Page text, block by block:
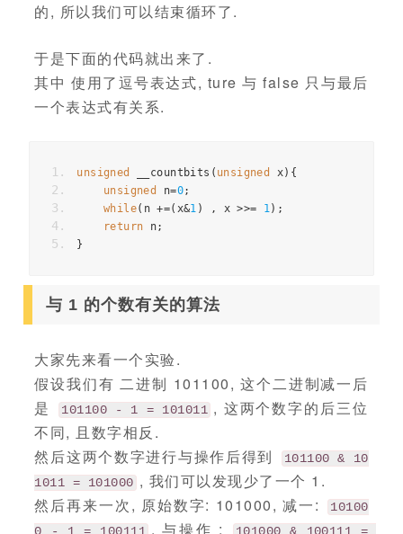
的, 所以我们可以结束循环了.
于是下面的代码就出来了.
其中 使用了逗号表达式, ture 与 false 只与最后
一个表达式有关系.
unsigned __countbits ( unsigned x){
unsigned
n=0;
while( n +=( x&1 ) , x >>= 1);
return n;
}
与 1 的个数有关的算法
大家先来看一个实验.
假设我们有 二进制 101100, 这个二进制减一后
是
101100 - 1 = 101011 , 这两个数字的后三位
不同, 且数字相反.
然后这两个数字进行与操作后得到
101100 & 10
1011 = 101000 , 我们可以发现少了一个 1.
然后再来一次, 原始数字: 101000, 减一:
10100
, 与操作 :